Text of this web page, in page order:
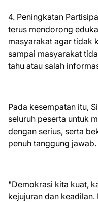
4. Peningkatan
terus mendorong
masyarakat agar tidak
sampai masyarakat
tahu atau salah
Pada kesempatan itu,
seluruh peserta untuk
dengan serius, serta
penuh tanggung jawab.
"Demokrasi kita kuat,
kejujuran dan keadilan.